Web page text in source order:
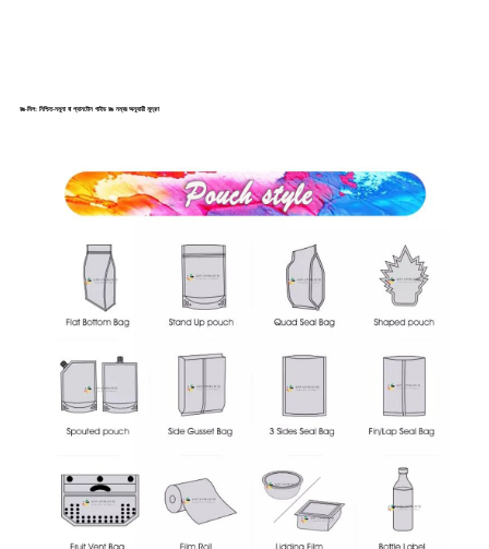
রঙ-মিল: নিশ্চিত-নমুনা বা প্যানটোন গাইড রঙ নম্বর অনুযায়ী মুদ্রণ